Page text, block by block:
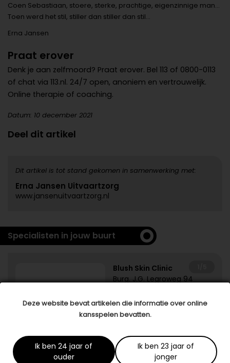
Deze website bevat artikelen die informatie over online
kansspelen bevatten.
Ik ben 24 jaar of
ouder
Ik ben 23 jaar of
jonger
Coen Sebastiaan, stoere, sterke, prachtige, eigenzinnige man…
Toen werd het stil, stiller dan stiller dan stil…
Erna Jansen
Praat erover
Denk je aan zelfmoord? Praat erover. Bel 113 of 0800-0113
of chat via 113.nl. 24/7 open, anoniem en vertrouwelijk.
Online therapie of coaching.
Datum: 10 december 2021
Deel dit artikel
Dit artikel is tot stand gekomen in samenwerking met:
Erna Jansen Uitvaartzorg
www.jansenuitvaartzorg.nl
Specialisten in jouw buurt
Blush Skin Clinic
Burg. J.G. Legroweg 94
06-57943414